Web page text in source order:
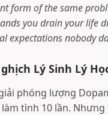
form of the same
you drain your life
expectations nobody
Lý Sinh Lý
phóng lượng
tình 10 lần.